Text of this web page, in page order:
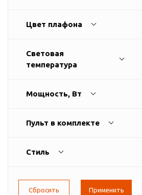
Цвет плафона
Световая
температура
Мощность, Вт
Пульт в комплекте
Стиль